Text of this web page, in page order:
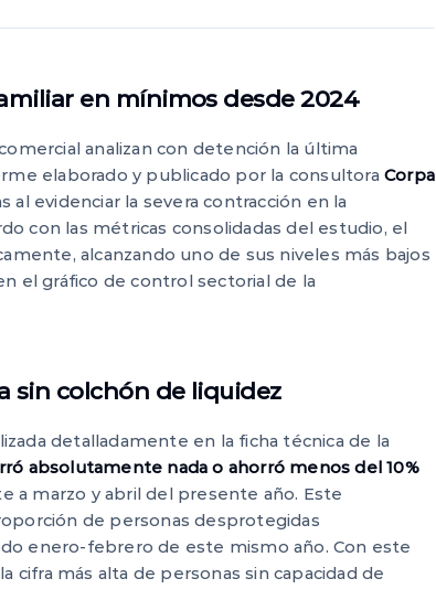
en mínimos desde 2024
analizan con detención la última
elaborado y publicado por la consultoraCorpa
evidenciar la severa contracción en la
con las métricas consolidadas del estudio, el
alcanzando uno de sus niveles más bajos
el gráfico de control sectorial de la
sin colchón de liquidez
detalladamente en la ficha técnica de la
absolutamente nada o ahorró menos del 10%
marzo y abril del presente año. Este
de personas desprotegidas
enero-febrero de este mismo año. Con este
cifra más alta de personas sin capacidad de